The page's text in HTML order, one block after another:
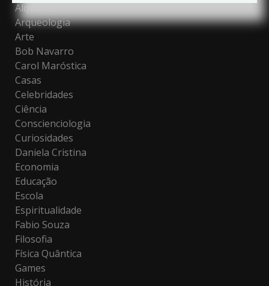
Alquimia
Arqueologia
Arte
Bob Navarro
Carol Maróstica
Casas
Celebridades
Ciência
Conscienciologia
Curiosidades
Daniela Cristina
Economia
Educação
Escola
Espiritualidade
Fabio Souza
Filosofia
Física Quântica
Games
História